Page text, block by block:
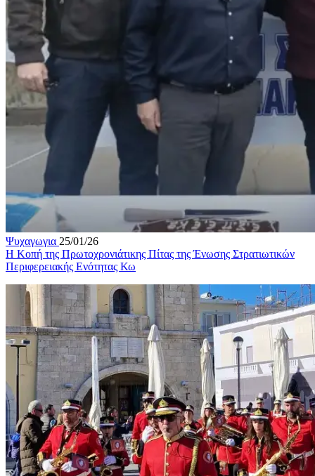
Ψυχαγωγια 25/01/26
Η Κοπή της Πρωτοχρονιάτικης Πίτας της Ένωσης Στρατιωτικών
Περιφερειακής Ενότητας Κω